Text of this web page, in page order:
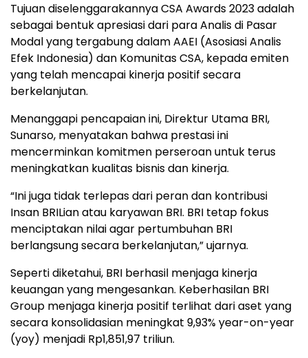
Tujuan diselenggarakannya CSA Awards 2023 adalah
sebagai bentuk apresiasi dari para Analis di Pasar
Modal yang tergabung dalam AAEI (Asosiasi Analis
Efek Indonesia) dan Komunitas CSA, kepada emiten
yang telah mencapai kinerja positif secara
berkelanjutan.
Menanggapi pencapaian ini, Direktur Utama BRI,
Sunarso, menyatakan bahwa prestasi ini
mencerminkan komitmen perseroan untuk terus
meningkatkan kualitas bisnis dan kinerja.
“Ini juga tidak terlepas dari peran dan kontribusi
Insan BRILian atau karyawan BRI. BRI tetap fokus
menciptakan nilai agar pertumbuhan BRI
berlangsung secara berkelanjutan,” ujarnya.
Seperti diketahui, BRI berhasil menjaga kinerja
keuangan yang mengesankan. Keberhasilan BRI
Group menjaga kinerja positif terlihat dari aset yang
secara konsolidasian meningkat 9,93% year-on-year
(yoy) menjadi Rp1,851,97 triliun.